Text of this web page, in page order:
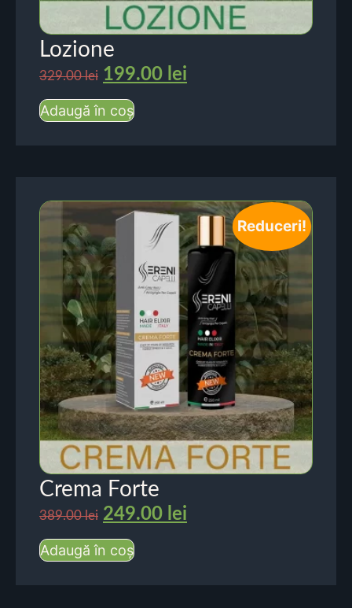
Lozione
329.00lei 199.00 lei
Adaugă în coș
Reduceri!
Crema Forte
389.00lei 249.00 lei
Adaugă în coș